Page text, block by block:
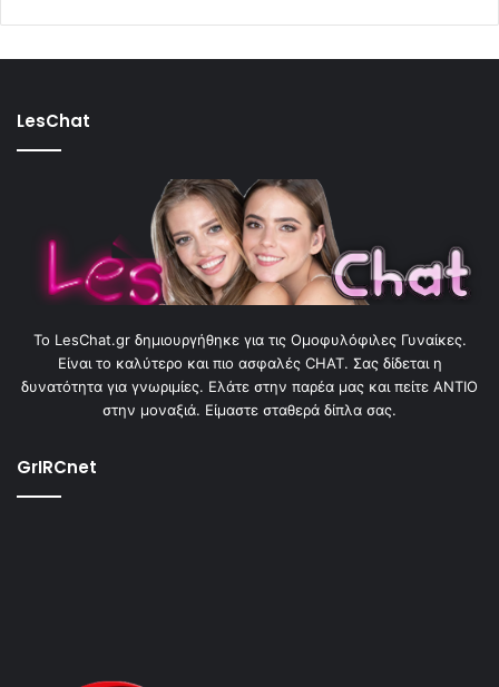
LesChat
To LesChat.gr δημιουργήθηκε για τις Ομοφυλόφιλες Γυναίκες.
Είναι το καλύτερο και πιο ασφαλές CHAT. Σας δίδεται η
δυνατότητα για γνωριμίες. Ελάτε στην παρέα μας και πείτε ΑΝΤΙΟ
στην μοναξιά. Είμαστε σταθερά δίπλα σας.
GrIRCnet